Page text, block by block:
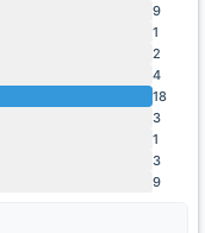
9
1
2
4
18
3
1
3
9